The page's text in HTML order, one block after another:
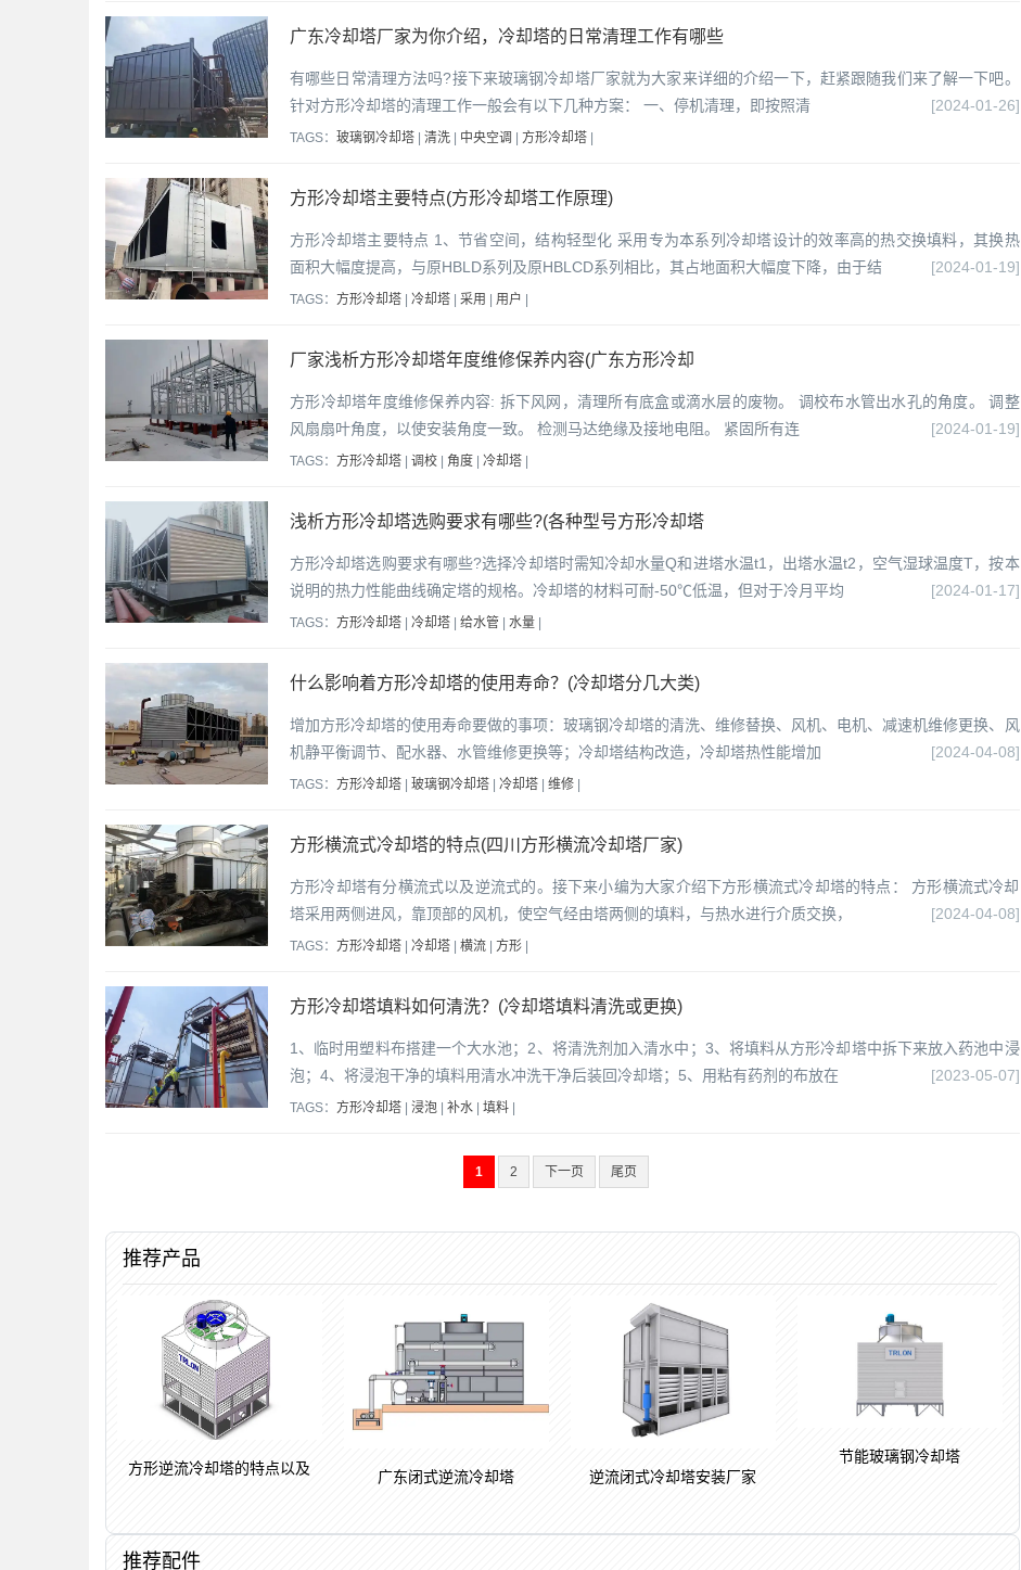
广东冷却塔厂家为你介绍，冷却塔的日常清理工作有哪些
有哪些日常清理方法吗?接下来玻璃钢冷却塔厂家就为大家来详细的介绍一下，赶紧跟随我们来了解一下吧。
针对方形冷却塔的清理工作一般会有以下几种方案： 一、停机清理，即按照清
[2024-01-26]
TAGS： 玻璃钢冷却塔 | 清洗 | 中央空调 | 方形冷却塔 |
方形冷却塔主要特点(方形冷却塔工作原理)
方形冷却塔主要特点 1、节省空间，结构轻型化 采用专为本系列冷却塔设计的效率高的热交换填料，其换热
面积大幅度提高，与原HBLD系列及原HBLCD系列相比，其占地面积大幅度下降，由于结
[2024-01-19]
TAGS： 方形冷却塔 | 冷却塔 | 采用 | 用户 |
厂家浅析方形冷却塔年度维修保养内容(广东方形冷却
方形冷却塔年度维修保养内容: 拆下风网，清理所有底盒或滴水层的废物。 调校布水管出水孔的角度。 调整
风扇扇叶角度，以使安装角度一致。 检测马达绝缘及接地电阻。 紧固所有连
[2024-01-19]
TAGS： 方形冷却塔 | 调校 | 角度 | 冷却塔 |
浅析方形冷却塔选购要求有哪些?(各种型号方形冷却塔
方形冷却塔选购要求有哪些?选择冷却塔时需知冷却水量Q和进塔水温t1，出塔水温t2，空气湿球温度T，按本
说明的热力性能曲线确定塔的规格。冷却塔的材料可耐-50℃低温，但对于冷月平均
[2024-01-17]
TAGS： 方形冷却塔 | 冷却塔 | 给水管 | 水量 |
什么影响着方形冷却塔的使用寿命？(冷却塔分几大类)
增加方形冷却塔的使用寿命要做的事项：玻璃钢冷却塔的清洗、维修替换、风机、电机、减速机维修更换、风
机静平衡调节、配水器、水管维修更换等；冷却塔结构改造，冷却塔热性能增加
[2024-04-08]
TAGS： 方形冷却塔 | 玻璃钢冷却塔 | 冷却塔 | 维修 |
方形横流式冷却塔的特点(四川方形横流冷却塔厂家)
方形冷却塔有分横流式以及逆流式的。接下来小编为大家介绍下方形横流式冷却塔的特点： 方形横流式冷却
塔采用两侧进风，靠顶部的风机，使空气经由塔两侧的填料，与热水进行介质交换，
[2024-04-08]
TAGS： 方形冷却塔 | 冷却塔 | 横流 | 方形 |
方形冷却塔填料如何清洗？(冷却塔填料清洗或更换)
1、临时用塑料布搭建一个大水池；2、将清洗剂加入清水中；3、将填料从方形冷却塔中拆下来放入药池中浸
泡；4、将浸泡干净的填料用清水冲洗干净后装回冷却塔；5、用粘有药剂的布放在
[2023-05-07]
TAGS： 方形冷却塔 | 浸泡 | 补水 | 填料 |
1 2 下一页 尾页
推荐产品
方形逆流冷却塔的特点以及
广东闭式逆流冷却塔 逆流闭式冷却塔安装厂家
节能玻璃钢冷却塔
推荐配件